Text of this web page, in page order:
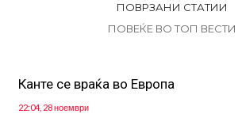
ПОВРЗАНИ СТАТИИ
ПОВЕЌЕ ВО ТОП ВЕСТИ
Канте се враќа во Европа
22:04, 28 ноември